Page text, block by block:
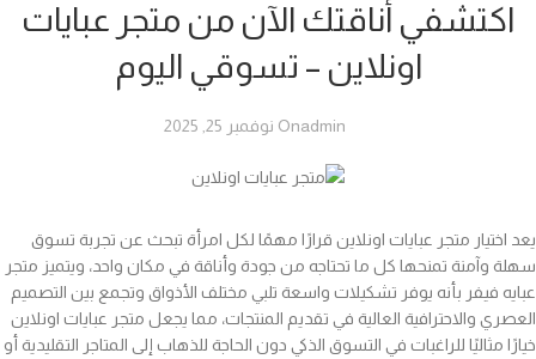
اكتشفي أناقتك الآن من متجر عبايات
اونلاين – تسوقي اليوم
adminOn نوفمبر 25, 2025
يعد اختيار متجر عبايات اونلاين قرارًا مهمًا لكل امرأة تبحث عن تجربة تسوق
سهلة وآمنة تمنحها كل ما تحتاجه من جودة وأناقة في مكان واحد، ويتميز متجر
عبايه فيفر بأنه يوفر تشكيلات واسعة تلبي مختلف الأذواق وتجمع بين التصميم
العصري والاحترافية العالية في تقديم المنتجات، مما يجعل متجر عبايات اونلاين
خيارًا مثاليًا للراغبات في التسوق الذكي دون الحاجة للذهاب إلى المتاجر التقليدية أو